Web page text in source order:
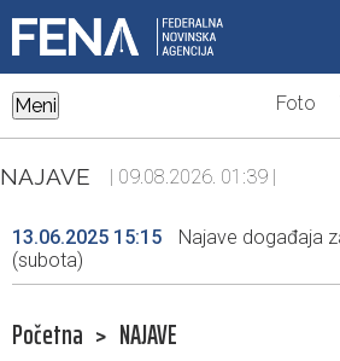
Meni Foto
NAJAVE | 09.08.2026. 01:39 |
13.06.2025 15:15
Najave događaja
(subota)
Početna > NAJAVE